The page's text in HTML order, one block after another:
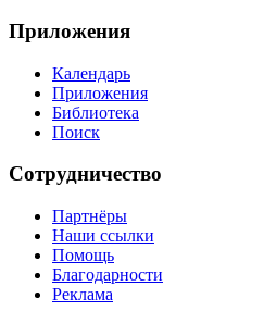
Приложения
Календарь
Приложения
Библиотека
Поиск
Сотрудничество
Партнёры
Наши ссылки
Помощь
Благодарности
Реклама